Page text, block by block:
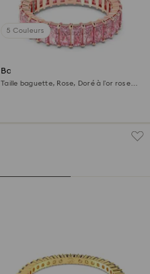
5 Couleurs
Bague Matrix
Taille baguette, Rose, Doré à l’or rose